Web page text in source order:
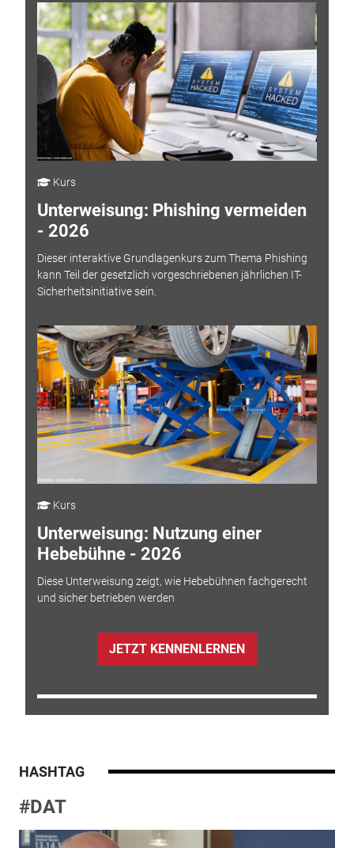
Kurs
Unterweisung: Phishing vermeiden
- 2026
Dieser interaktive Grundlagenkurs zum Thema Phishing
kann Teil der gesetzlich vorgeschriebenen jährlichen IT-
Sicherheitsinitiative sein.
Kurs
Unterweisung: Nutzung einer
Hebebühne - 2026
Diese Unterweisung zeigt, wie Hebebühnen fachgerecht
und sicher betrieben werden
JETZT KENNENLERNEN
HASHTAG
#DAT